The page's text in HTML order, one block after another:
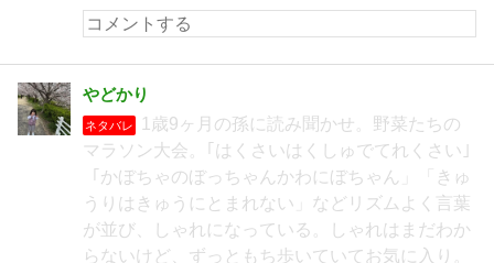
やどかり
ネタバレ
1歳9ヶ月の孫に読み聞かせ。野菜たちの
マラソン大会。｢はくさいはくしゅでてれくさい｣
「かぼちゃのぼっちゃんかわにぼちゃん」「きゅ
うりはきゅうにとまれない」などリズムよく言葉
が並び、しゃれになっている。しゃれはまだわか
らないけど、ずっともち歩いていてお気に入り。